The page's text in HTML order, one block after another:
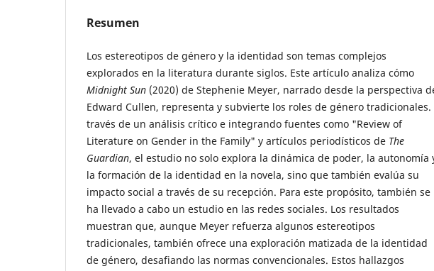
Resumen
Los estereotipos de género y la identidad son temas complejos
explorados en la literatura durante siglos. Este artículo analiza cómo
Midnight Sun (2020) de Stephenie Meyer, narrado desde la perspectiva
Edward Cullen, representa y subvierte los roles de género tradicionales.
través de un análisis crítico e integrando fuentes como "Review of
Literature on Gender in the Family" y artículos periodísticos de The
Guardian, el estudio no solo explora la dinámica de poder, la autonomía
la formación de la identidad en la novela, sino que también evalúa su
impacto social a través de su recepción. Para este propósito, también se
ha llevado a cabo un estudio en las redes sociales. Los resultados
muestran que, aunque Meyer refuerza algunos estereotipos
tradicionales, también ofrece una exploración matizada de la identidad
de género, desafiando las normas convencionales. Estos hallazgos